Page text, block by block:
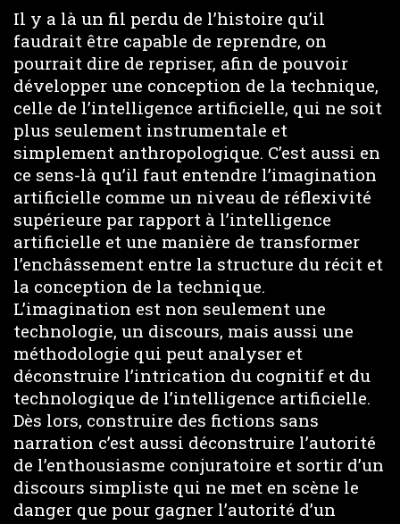
Il y a là un fil perdu de l’histoire qu’il
faudrait être capable de reprendre, on
pourrait dire de repriser, afin de pouvoir
développer une conception de la technique,
celle de l’intelligence artificielle, qui ne soit
plus seulement instrumentale et
simplement anthropologique. C’est aussi en
ce sens-là qu’il faut entendre l’imagination
artificielle comme un niveau de réflexivité
supérieure par rapport à l’intelligence
artificielle et une manière de transformer
l’enchâssement entre la structure du récit et
la conception de la technique.
L’imagination est non seulement une
technologie, un discours, mais aussi une
méthodologie qui peut analyser et
déconstruire l’intrication du cognitif et du
technologique de l’intelligence artificielle.
Dès lors, construire des fictions sans
narration c’est aussi déconstruire l’autorité
de l’enthousiasme conjuratoire et sortir d’un
discours simpliste qui ne met en scène le
danger que pour gagner l’autorité d’un